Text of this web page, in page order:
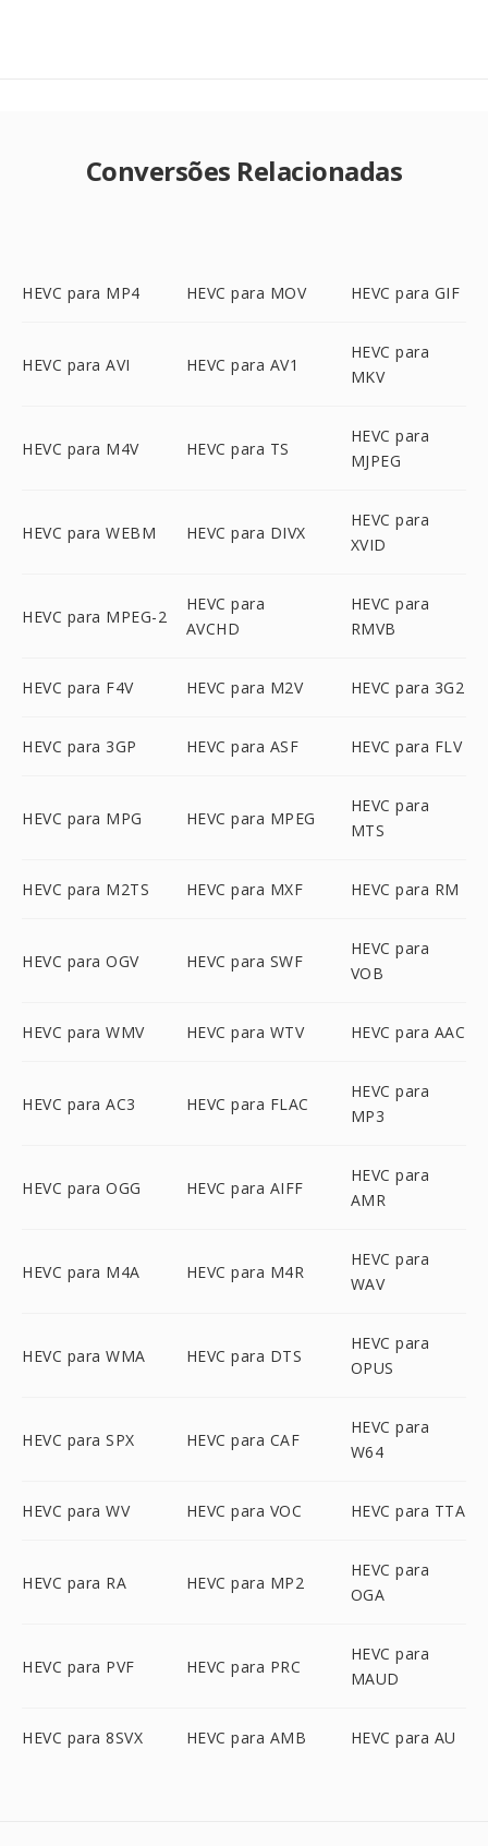
Conversões Relacionadas
HEVC para MP4 HEVC para MOV HEVC para GIF
HEVC para AVI HEVC para AV1
HEVC para
MKV
HEVC para M4V HEVC para TS
HEVC para
MJPEG
HEVC para WEBM HEVC para DIVX
HEVC para
XVID
HEVC para MPEG-2
HEVC para
AVCHD
HEVC para
RMVB
HEVC para F4V HEVC para M2V HEVC para 3G2
HEVC para 3GP HEVC para ASF HEVC para FLV
HEVC para MPG HEVC para MPEG
HEVC para
MTS
HEVC para M2TS HEVC para MXF HEVC para RM
HEVC para OGV HEVC para SWF
HEVC para
VOB
HEVC para WMV HEVC para WTV HEVC para AAC
HEVC para AC3 HEVC para FLAC
HEVC para
MP3
HEVC para OGG HEVC para AIFF
HEVC para
AMR
HEVC para M4A HEVC para M4R
HEVC para
WAV
HEVC para WMA HEVC para DTS
HEVC para
OPUS
HEVC para SPX HEVC para CAF
HEVC para
W64
HEVC para WV HEVC para VOC HEVC para TTA
HEVC para RA HEVC para MP2
HEVC para
OGA
HEVC para PVF HEVC para PRC
HEVC para
MAUD
HEVC para 8SVX HEVC para AMB HEVC para AU